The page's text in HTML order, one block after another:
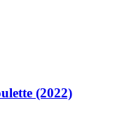
(2022)